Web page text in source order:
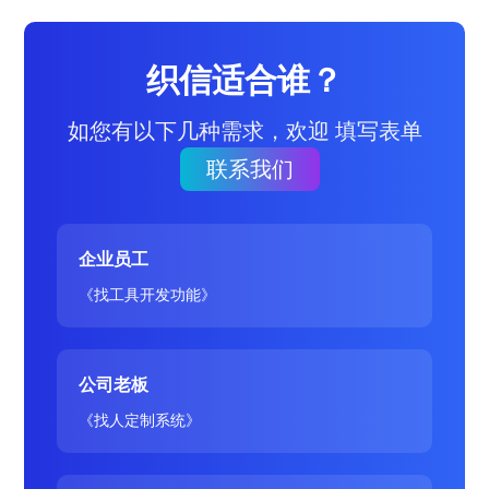
织信适合谁？
如您有以下几种需求，欢迎 填写表单
联系我们
企业员工
《找工具开发功能》
公司老板
《找人定制系统》